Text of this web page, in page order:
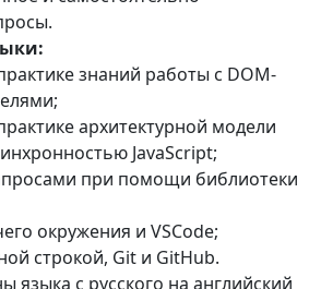
знаний работы с DOM-
архитектурной модели
JavaScript;
при помощи библиотеки
окружения и VSCode;
строкой, Git и GitHub.
языка с русского на английский